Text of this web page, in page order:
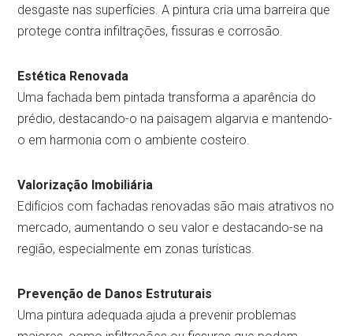
desgaste nas superfícies. A pintura cria uma barreira que
protege contra infiltrações, fissuras e corrosão.
Estética Renovada
Uma fachada bem pintada transforma a aparência do
prédio, destacando-o na paisagem algarvia e mantendo-
o em harmonia com o ambiente costeiro.
Valorização Imobiliária
Edifícios com fachadas renovadas são mais atrativos no
mercado, aumentando o seu valor e destacando-se na
região, especialmente em zonas turísticas.
Prevenção de Danos Estruturais
Uma pintura adequada ajuda a prevenir problemas